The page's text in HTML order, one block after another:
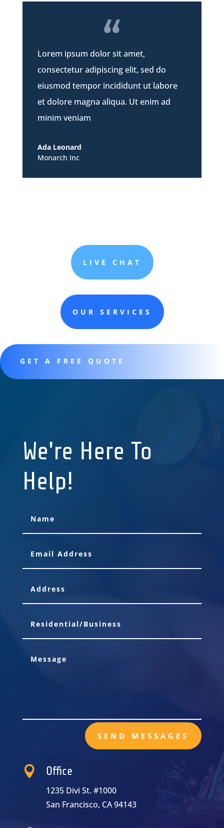
Lorem ipsum dolor sit amet,
consectetur adipiscing elit, sed do
eiusmod tempor incididunt ut labore
et dolore magna aliqua. Ut enim ad
minim veniam
Ada Leonard
Monarch Inc
LIVE CHAT
OUR SERVICES
GET A FREE QUOTE
We're Here To
Help!
SEND MESSAGES
 Office
1235 Divi St. #1000
San Francisco, CA 94143